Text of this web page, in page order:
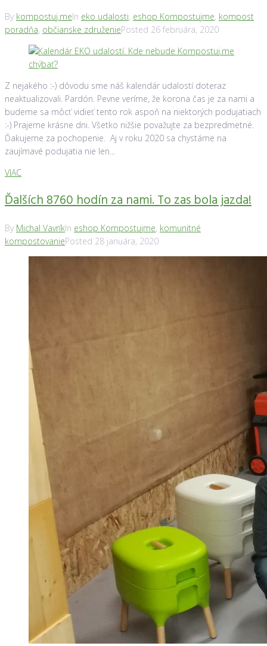
By kompostuj.meIn eko udalosti, eshop Kompostujme, kompost
poradňa, občianske združeniePosted 26 februára, 2020
Z nejakého :-) dôvodu sme náš kalendár udalostí doteraz
neaktualizovali. Pardón. Pevne veríme, že korona čas je za nami a
budeme sa môcť vidieť tento rok aspoň na niektorých podujatiach
:-) Prajeme krásne dni. Všetko nižšie považujte za bezpredmetné.
Ďakujeme za pochopenie. Aj v roku 2020 sa chystáme na
zaujímavé podujatia nie len...
VIAC
Ďalších 8760 hodín za nami. To zas bola jazda!
By Michal VavríkIn eshop Kompostujme, komunitné
kompostovaniePosted 28 januára, 2020